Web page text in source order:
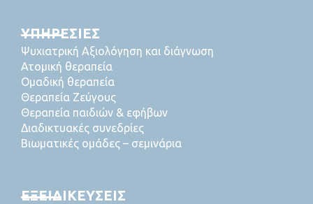
ΥΠΗΡΕΣΙΕΣ
Ψυχιατρική Αξιολόγηση και διάγνωση
Ατομική θεραπεία
Ομαδική θεραπεία
Θεραπεία Ζεύγους
Θεραπεία παιδιών & εφήβων
Διαδικτυακές συνεδρίες
Βιωματικές ομάδες – σεμινάρια
ΕΞΕΙΔΙΚΕΥΣΕΙΣ